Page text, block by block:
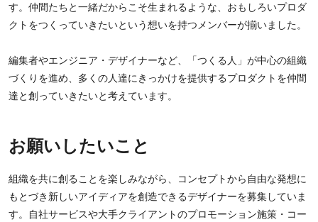
す。仲間たちと一緒だからこそ生まれるような、おもしろいプロダ
クトをつくっていきたいという想いを持つメンバーが揃いました。
編集者やエンジニア・デザイナーなど、「つくる人」が中心の組織
づくりを進め、多くの人達にきっかけを提供するプロダクトを仲間
達と創っていきたいと考えています。
お願いしたいこと
組織を共に創ることを楽しみながら、コンセプトから自由な発想に
もとづき新しいアイディアを創造できるデザイナーを募集していま
す。自社サービスや大手クライアントのプロモーション施策・コー